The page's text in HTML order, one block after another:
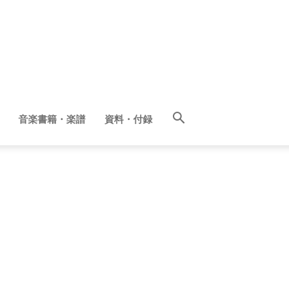
音楽書籍・楽譜 資料・付録